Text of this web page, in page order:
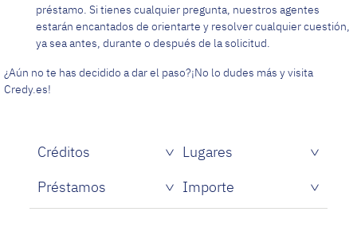
préstamo. Si tienes cualquier pregunta, nuestros agentes
estarán encantados de orientarte y resolver cualquier cuestión,
ya sea antes, durante o después de la solicitud.
¿Aún no te has decidido a dar el paso?¡No lo dudes más y visita
Credy.es!
Créditos
Lugares
Préstamos
Importe